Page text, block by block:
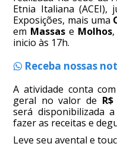
Etnia Italiana (ACEI),
Exposições, mais uma
em Massas e Molhos,
inicio às 17h.
Receba nossas
A atividade conta
geral no valor de
será disponibilizada
fazer as receitas e
Leve seu avental e